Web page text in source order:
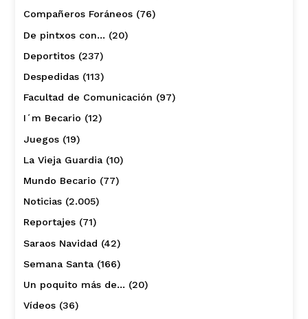
Compañeros Foráneos(76)
De pintxos con… (20)
Deportitos(237)
Despedidas(113)
Facultad de Comunicación (97)
I´m Becario (12)
Juegos(19)
La Vieja Guardia(10)
Mundo Becario (77)
Noticias(2.005)
Reportajes(71)
Saraos Navidad (42)
Semana Santa(166)
Un poquito más de… (20)
Vídeos(36)